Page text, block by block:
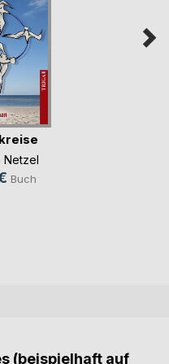
Netzel
Buch
(beispielhaft auf